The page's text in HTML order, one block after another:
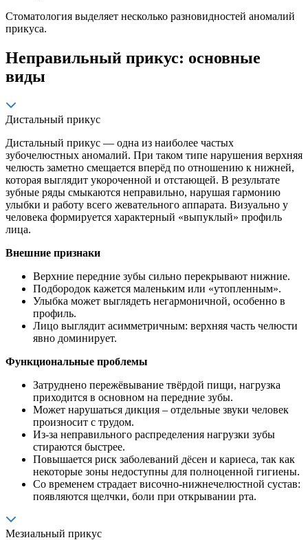
Стоматология выделяет несколько разновидностей аномалий
прикуса.
Неправильный прикус: основные
виды
Дистальный прикус
Дистальный прикус — одна из наиболее частых
зубочелюстных аномалий. При таком типе нарушения верхняя
челюсть заметно смещается вперёд по отношению к нижней,
которая выглядит укороченной и отстающей. В результате
зубные ряды смыкаются неправильно, нарушая гармонию
улыбки и работу всего жевательного аппарата. Визуально у
человека формируется характерный «выпуклый» профиль
лица.
Внешние признаки
Верхние передние зубы сильно перекрывают нижние.
Подбородок кажется маленьким или «утопленным».
Улыбка может выглядеть негармоничной, особенно в
профиль.
Лицо выглядит асимметричным: верхняя часть челюсти
явно доминирует.
Функциональные проблемы
Затруднено пережёвывание твёрдой пищи, нагрузка
приходится в основном на передние зубы.
Может нарушаться дикция – отдельные звуки человек
произносит с трудом.
Из-за неправильного распределения нагрузки зубы
стираются быстрее.
Повышается риск заболеваний дёсен и кариеса, так как
некоторые зоны недоступны для полноценной гигиены.
Со временем страдает височно-нижнечелюстной сустав:
появляются щелчки, боли при открывании рта.
Мезиальный прикус